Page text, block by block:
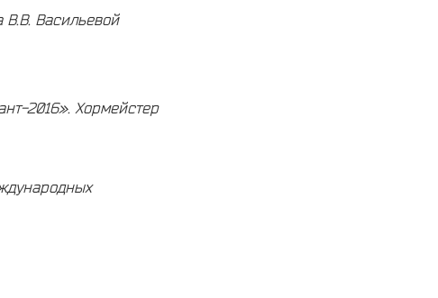
В.В. Васильевой
2016». Хормейстер